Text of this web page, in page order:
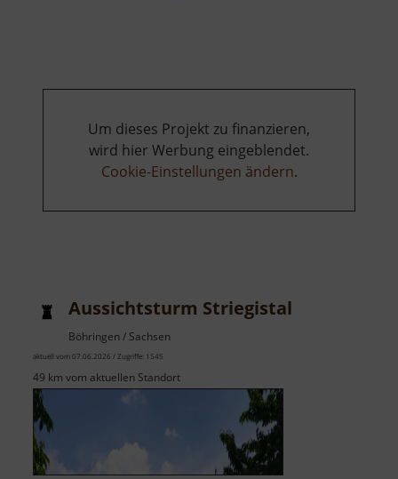
Um dieses Projekt zu finanzieren,
wird hier Werbung eingeblendet.
Cookie-Einstellungen ändern.
Aussichtsturm Striegistal
Böhringen / Sachsen
aktuell vom 07.06.2026 / Zugriffe: 1545
49 km vom aktuellen Standort